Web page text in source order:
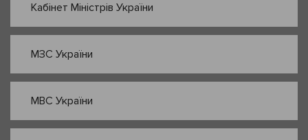
Кабінет Міністрів України
МЗС України
МВС України